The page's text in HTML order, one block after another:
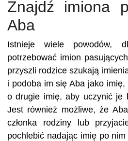
Znajdź imiona
Aba
Istnieje wiele powodów,
potrzebować imion
przyszli rodzice szukają
i podoba im się Aba jako imię,
o drugie imię, aby uczynić je
Jest również możliwe, że
członka rodziny lub
pochlebić nadając imię po nim